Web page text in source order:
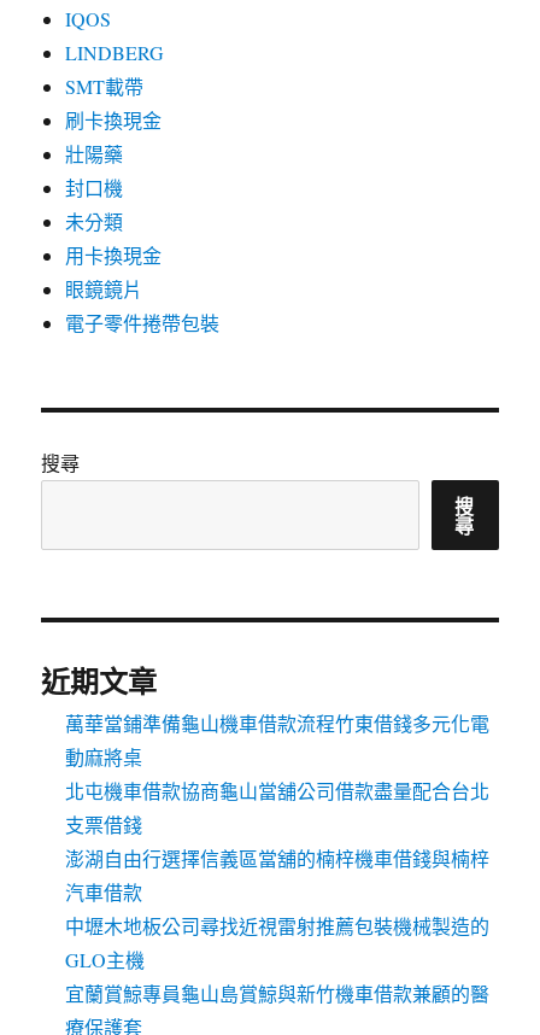
IQOS
LINDBERG
SMT載帶
刷卡換現金
壯陽藥
封口機
未分類
用卡換現金
眼鏡鏡片
電子零件捲帶包裝
搜尋
搜
尋
近期文章
萬華當鋪準備龜山機車借款流程竹東借錢多元化電
動麻將桌
北屯機車借款協商龜山當舖公司借款盡量配合台北
支票借錢
澎湖自由行選擇信義區當舖的楠梓機車借錢與楠梓
汽車借款
中壢木地板公司尋找近視雷射推薦包裝機械製造的
GLO主機
宜蘭賞鯨專員龜山島賞鯨與新竹機車借款兼顧的醫
療保護套